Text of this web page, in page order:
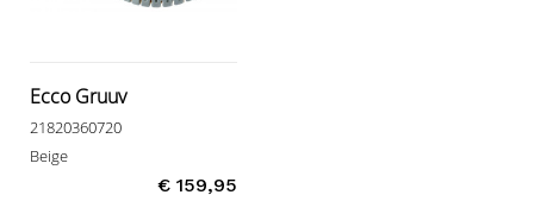
Ecco Gruuv
21820360720
Beige
€ 159,95